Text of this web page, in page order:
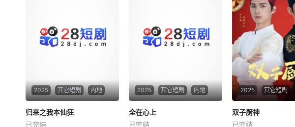
2025 其它短剧 内地
归来之我本仙狂
归来之我本仙狂
已完结
2025 其它短剧 内地
全在心上
全在心上
已完结
2025 其它短剧
双子厨神
双子厨神
已完结